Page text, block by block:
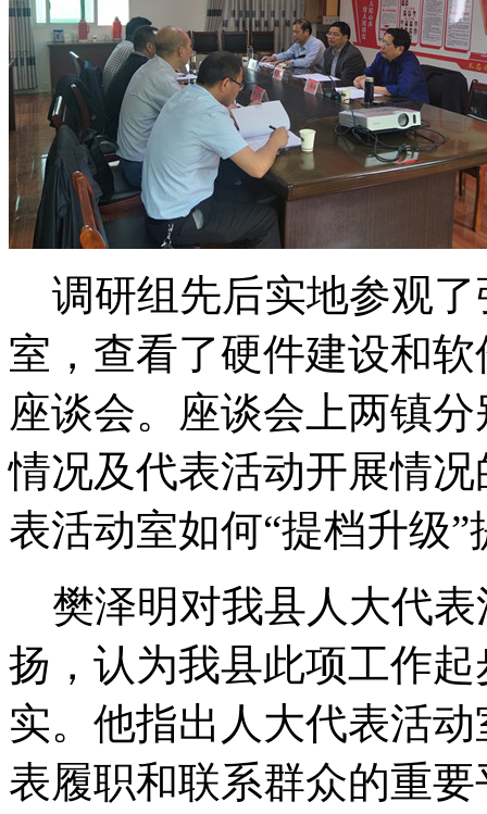
调研组先后实地参观了
室，查看了硬件建设和
座谈会。座谈会上两镇
情况及代表活动开展情
表活动室如何“提档升级
樊泽明对我县人大代表
扬，认为我县此项工作
实。他指出人大代表活
表履职和联系群众的重